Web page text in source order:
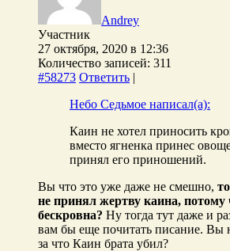
Andrey
Участник
27 октября, 2020 в 12:36
Количество записей: 311
#58273 Ответить |
Небо Седьмое написал(а):
Каин не хотел приносить
вместо ягненка принес
принял его приношений.
Вы что это уже даже не смешно,
не принял жертву каина, потому
бескровна? Ну тогда тут даже и
вам бы еще почитать писание. Вы
за что Каин брата убил?